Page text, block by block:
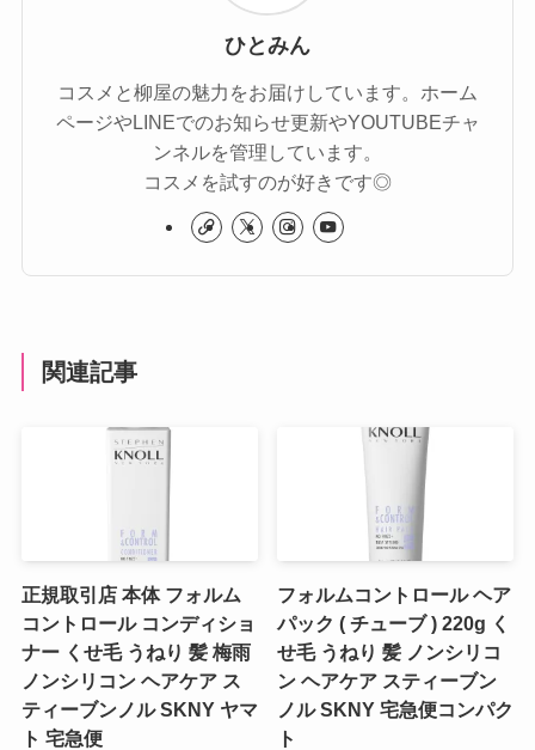
ひとみん
コスメと柳屋の魅力をお届けしています。ホーム
ページやLINEでのお知らせ更新やYOUTUBEチャ
ンネルを管理しています。
コスメを試すのが好きです◎
関連記事
正規取引店 本体 フォルム
コントロール コンディショ
ナー くせ毛 うねり 髪 梅雨
ノンシリコン ヘアケア ス
ティーブンノル SKNY ヤマ
ト 宅急便
フォルムコントロール ヘア
パック ( チューブ ) 220g く
せ毛 うねり 髪 ノンシリコ
ン ヘアケア スティーブン
ノル SKNY 宅急便コンパク
ト